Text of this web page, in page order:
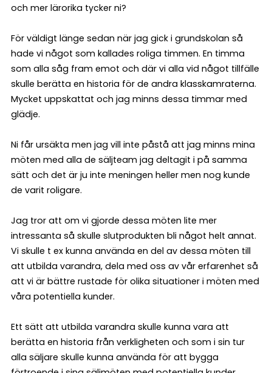
och mer lärorika tycker ni?
För väldigt länge sedan när jag gick i grundskolan så
hade vi något som kallades roliga timmen. En timma
som alla såg fram emot och där vi alla vid något tillfälle
skulle berätta en historia för de andra klasskamraterna.
Mycket uppskattat och jag minns dessa timmar med
glädje.
Ni får ursäkta men jag vill inte påstå att jag minns mina
möten med alla de säljteam jag deltagit i på samma
sätt och det är ju inte meningen heller men nog kunde
de varit roligare.
Jag tror att om vi gjorde dessa möten lite mer
intressanta så skulle slutprodukten bli något helt annat.
Vi skulle t ex kunna använda en del av dessa möten till
att utbilda varandra, dela med oss av vår erfarenhet så
att vi är bättre rustade för olika situationer i möten med
våra potentiella kunder.
Ett sätt att utbilda varandra skulle kunna vara att
berätta en historia från verkligheten och som i sin tur
alla säljare skulle kunna använda för att bygga